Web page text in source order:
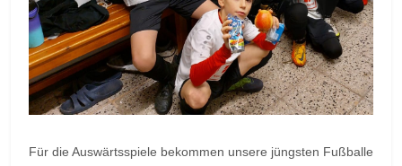
Für die Auswärtsspiele bekommen unsere jüngsten Fußballe